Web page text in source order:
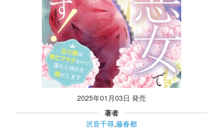
2025年01月03日 発売
著者
沢音千尋,藤春都